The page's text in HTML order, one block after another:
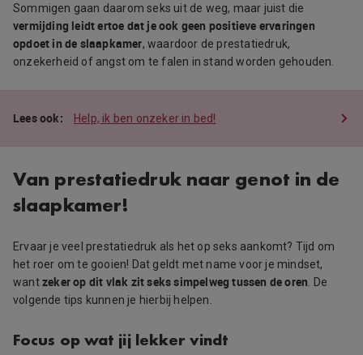
Sommigen gaan daarom seks uit de weg, maar juist die
vermijding leidt ertoe dat je ook geen positieve ervaringen
opdoet in de slaapkamer, waardoor de prestatiedruk,
onzekerheid of angst om te falen in stand worden gehouden.
Help, ik ben onzeker in bed!
Van prestatiedruk naar genot in de
slaapkamer!
Ervaar je veel prestatiedruk als het op seks aankomt? Tijd om
het roer om te gooien! Dat geldt met name voor je mindset,
wantzeker op dit vlak zit seks simpelweg tussen de oren . De
volgende tips kunnen je hierbij helpen.
Focus op wat jij lekker vindt